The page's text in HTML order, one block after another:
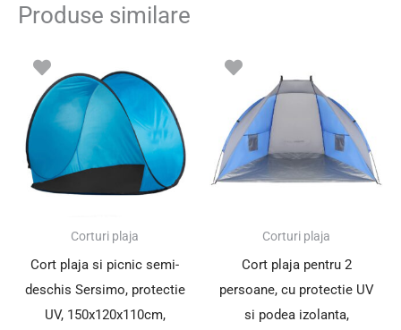
Produse similare
Corturi plaja
Cort plaja si picnic semi-
deschis Sersimo, protectie
UV, 150x120x110cm,
SUPER PREȚ!Corturi plaja
Cort plaja pentru 2
persoane, cu protectie UV
si podea izolanta,
a
fost:
75.00 lei.
57.00 lei.